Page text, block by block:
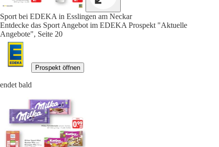
Sport bei EDEKA in Esslingen am Neckar
Entdecke das Sport Angebot im EDEKA Prospekt "Aktuelle
Angebote", Seite 20
Prospekt öffnen
endet bald